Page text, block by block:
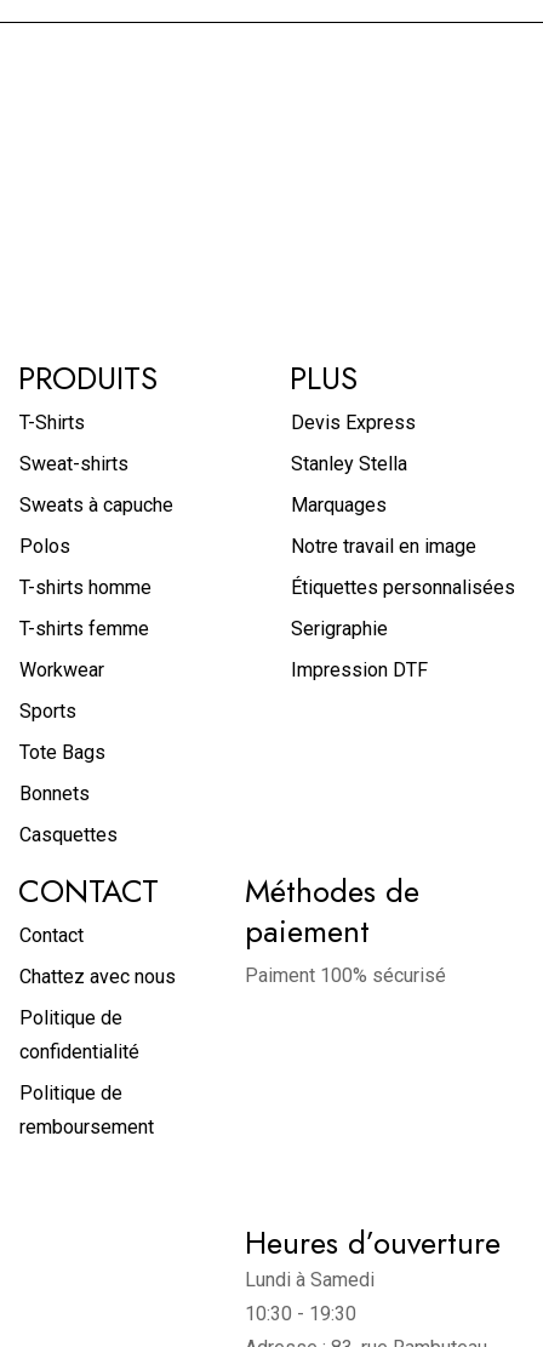
PRODUITS
T-Shirts
Sweat-shirts
Sweats à capuche
Polos
T-shirts homme
T-shirts femme
Workwear
Sports
Tote Bags
Bonnets
Casquettes
PLUS
Devis Express
Stanley Stella
Marquages
Notre travail en image
Étiquettes personnalisées
Serigraphie
Impression DTF
CONTACT
Contact
Chattez avec nous
Politique de
confidentialité
Politique de
remboursement
Méthodes de
paiement
Paiment 100% sécurisé
Heures d’ouverture
Lundi à Samedi
10:30 - 19:30